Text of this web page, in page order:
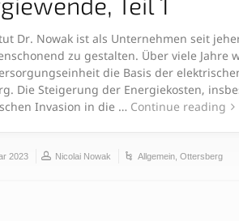
Dr. Nowak ist als Unternehmen seit
zu gestalten. Über viele Jahre
die Basis der
Die Steigerung der Energiekosten,
Invasion in die … Continue reading
2023 Nicolai Nowak Allgemein Ottersberg